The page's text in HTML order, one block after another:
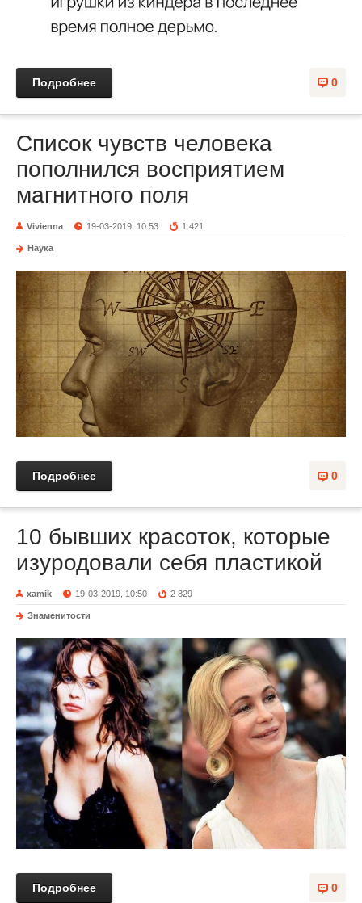
0
Подробнее
Список чувств человека
пополнился восприятием
магнитного поля
Vivienna 19-03-2019, 10:53 1 421
Наука
0
Подробнее
10 бывших красоток, которые
изуродовали себя пластикой
xamik 19-03-2019, 10:50 2 829
Знаменитости
0
Подробнее